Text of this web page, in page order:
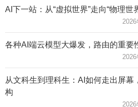
AI下一站：从“虚拟世界”走向“物理世
各种AI端云模型大爆发，路由的重要
从文科生到理科生：AI如何走出屏幕
构